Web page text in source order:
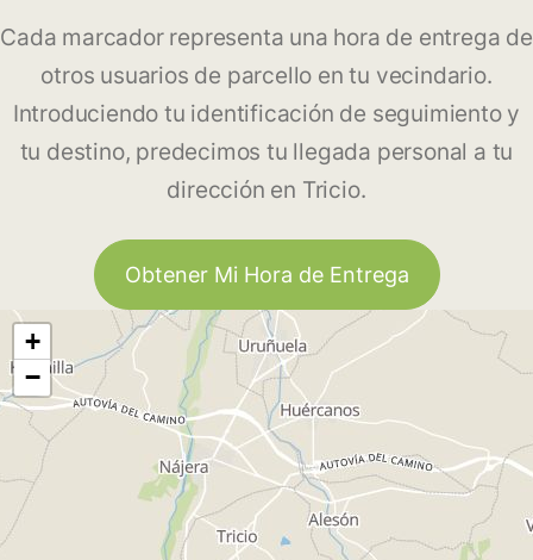
Cada marcador representa una hora de entrega de
otros usuarios de parcello en tu vecindario.
Introduciendo tu identificación de seguimiento y
tu destino, predecimos tu llegada personal a tu
dirección en Tricio.
Obtener Mi Hora de Entrega
+
−